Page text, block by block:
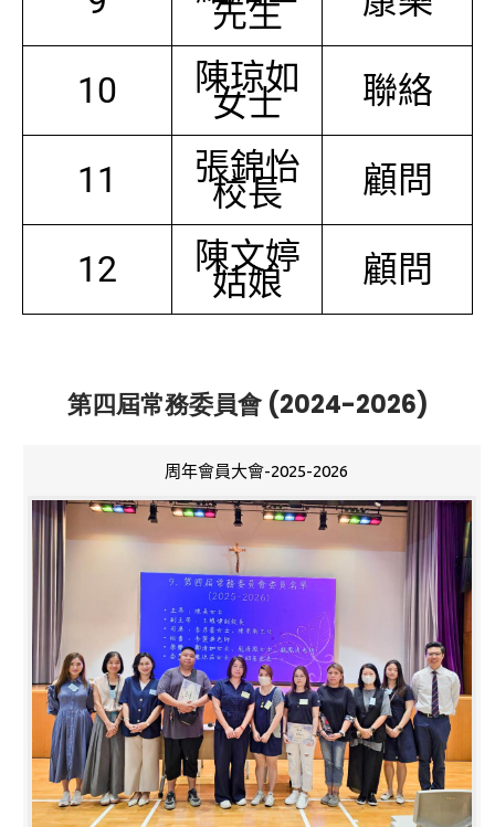
先生
10 陳琼如
女士 聯絡
11 張錦怡
校長 顧問
12 陳文婷
姑娘 顧問
第四屆常務委員會 (2024-2026)
周年會員大會-2025-2026